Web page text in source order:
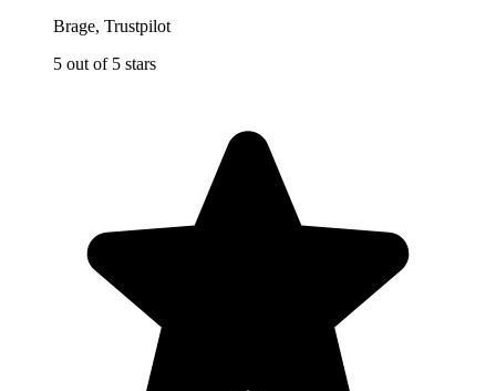
Brage, Trustpilot
5 out of 5 stars